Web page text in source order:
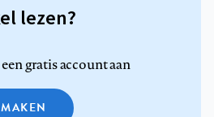
lezen?
een gratis account aan